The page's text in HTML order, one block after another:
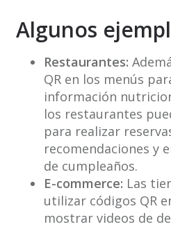
Algunos
Restaurantes:
QR en los menús
información
los restaurantes
para realizar
recomendaciones y
de cumpleaños.
E-commerce: Las
utilizar códigos QR
mostrar videos de